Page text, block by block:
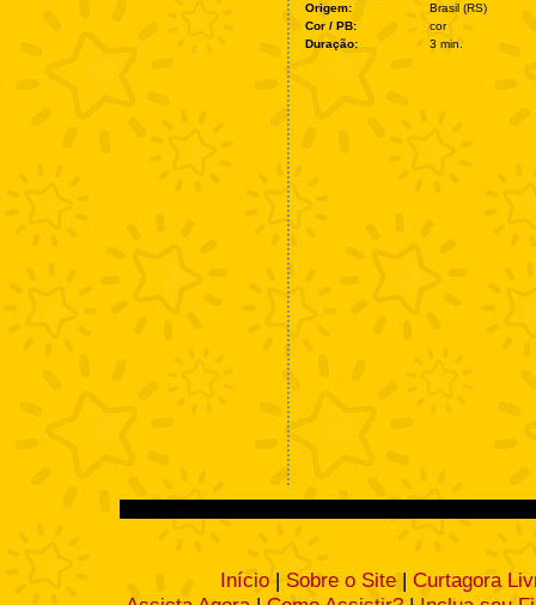
Origem:
Brasil (RS)
Cor / PB:
cor
Duração:
3 min.
Início | Sobre o Site | Curtagora